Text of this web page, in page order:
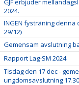
GJF erbjuder
2024.
INGEN fysträning denna
29/12)
Gemensam avslutning
Rapport Lag-SM 2024
Tisdag den 17 dec -
ungdomsavslutning